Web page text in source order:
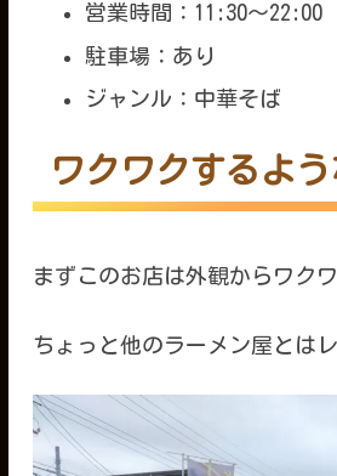
営業時間：11:30～22:00
駐車場：あり
ジャンル：中華そば
ワクワクするよ
まずこのお店は外観からワク
ちょっと他のラーメン屋とは